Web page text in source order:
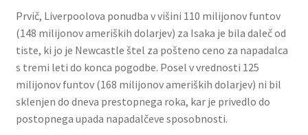
Prvič, Liverpoolova ponudba v višini 110 milijonov funtov
(148 milijonov ameriških dolarjev) za Isaka je bila daleč od
tiste, ki jo je Newcastle štel za pošteno ceno za napadalca
s tremi leti do konca pogodbe. Posel v vrednosti 125
milijonov funtov (168 milijonov ameriških dolarjev) ni bil
sklenjen do dneva prestopnega roka, kar je privedlo do
postopnega upada napadalčeve sposobnosti.